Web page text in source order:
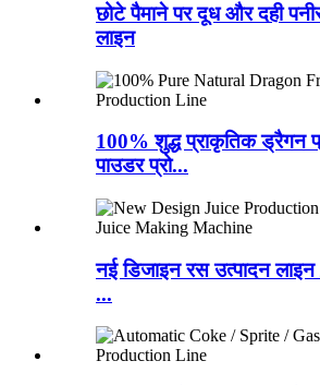
छोटे पैमाने पर दूध और दही
लाइन
100% शुद्ध प्राकृतिक
पाउडर प्रो...
नई डिजाइन रस उत्पादन
...